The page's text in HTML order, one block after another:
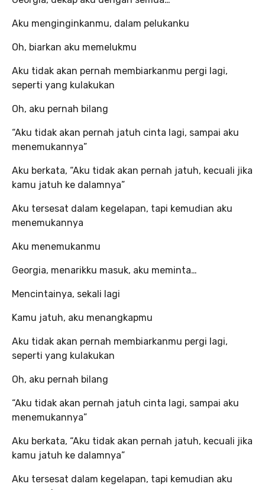
Aku menginginkanmu, dalam pelukanku
Oh, biarkan aku memelukmu
Aku tidak akan pernah membiarkanmu pergi lagi,
seperti yang kulakukan
Oh, aku pernah bilang
“Aku tidak akan pernah jatuh cinta lagi, sampai aku
menemukannya”
Aku berkata, “Aku tidak akan pernah jatuh, kecuali jika
kamu jatuh ke dalamnya”
Aku tersesat dalam kegelapan, tapi kemudian aku
menemukannya
Aku menemukanmu
Georgia, menarikku masuk, aku meminta…
Mencintainya, sekali lagi
Kamu jatuh, aku menangkapmu
Aku tidak akan pernah membiarkanmu pergi lagi,
seperti yang kulakukan
Oh, aku pernah bilang
“Aku tidak akan pernah jatuh cinta lagi, sampai aku
menemukannya”
Aku berkata, “Aku tidak akan pernah jatuh, kecuali jika
kamu jatuh ke dalamnya”
Aku tersesat dalam kegelapan, tapi kemudian aku